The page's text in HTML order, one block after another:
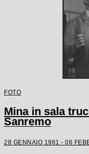
FOTO
Mina in sala
Sanremo
28 GENNAIO 1961 - 06